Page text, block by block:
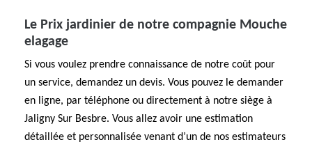
Le Prix jardinier de notre compagnie Mouche
elagage
Si vous voulez prendre connaissance de notre coût pour
un service, demandez un devis. Vous pouvez le demander
en ligne, par téléphone ou directement à notre siège à
Jaligny Sur Besbre. Vous allez avoir une estimation
détaillée et personnalisée venant d’un de nos estimateurs